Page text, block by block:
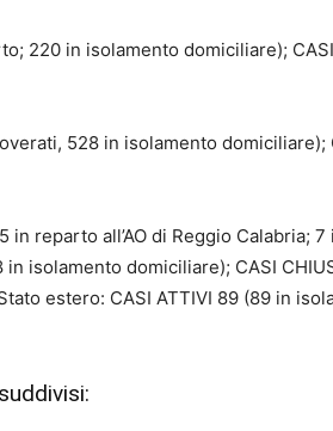
220 in isolamento domiciliare);
528 in isolamento domiciliare);
in reparto all’AO di Reggio Calabria;
isolamento domiciliare); CASI
estero: CASI ATTIVI 89 (89 in